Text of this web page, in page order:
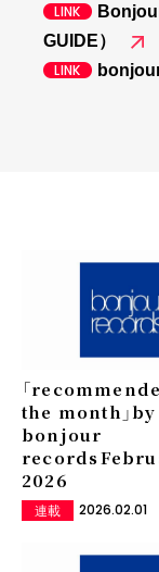
GUIDE）
「
the month」by
bonjour
2026
連載 2026.02.01